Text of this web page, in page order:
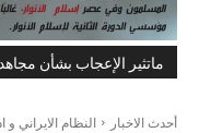
ماتثير الإعجاب بشأن
أحدث الاخبار النظام الایراني و